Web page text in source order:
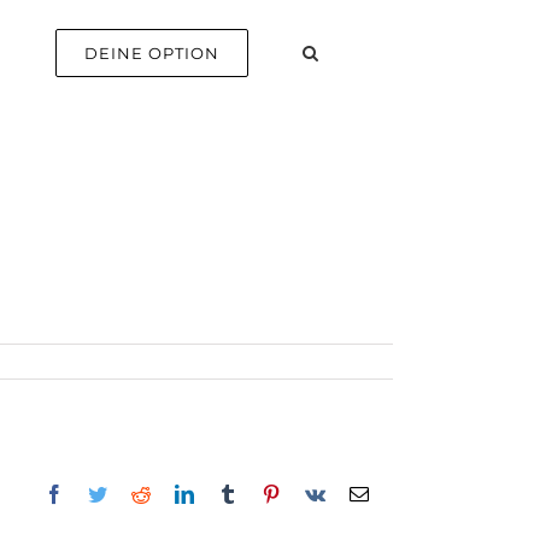
DEINE OPTION
Facebook
TwitterRedditLinkedInTumblr Pinterest
Vk
E-